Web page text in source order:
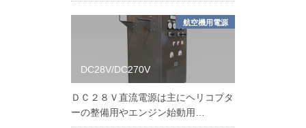
航空機用電源
DC28V/DC270V
ＤＣ２８Ｖ直流電源は主にヘリコプタ
ーの整備用やエンジン始動用…